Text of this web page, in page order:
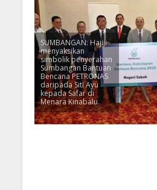
SUMBANGAN: Hajiji
menyaksikan
simbolik penyerahan
Sumbangan Bantuan
Bencana PETRONAS
daripada Siti Ayu
kepada Safar di
Menara Kinabalu.